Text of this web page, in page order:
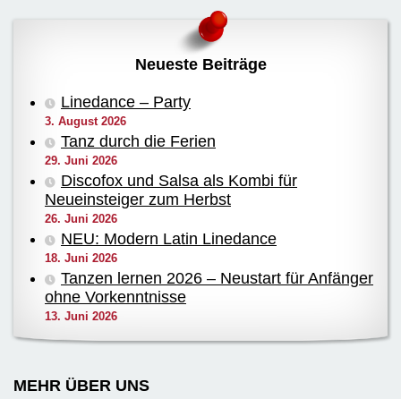
Neueste Beiträge
Linedance – Party
3. August 2026
Tanz durch die Ferien
29. Juni 2026
Discofox und Salsa als Kombi für
Neueinsteiger zum Herbst
26. Juni 2026
NEU: Modern Latin Linedance
18. Juni 2026
Tanzen lernen 2026 – Neustart für Anfänger
ohne Vorkenntnisse
13. Juni 2026
MEHR ÜBER UNS